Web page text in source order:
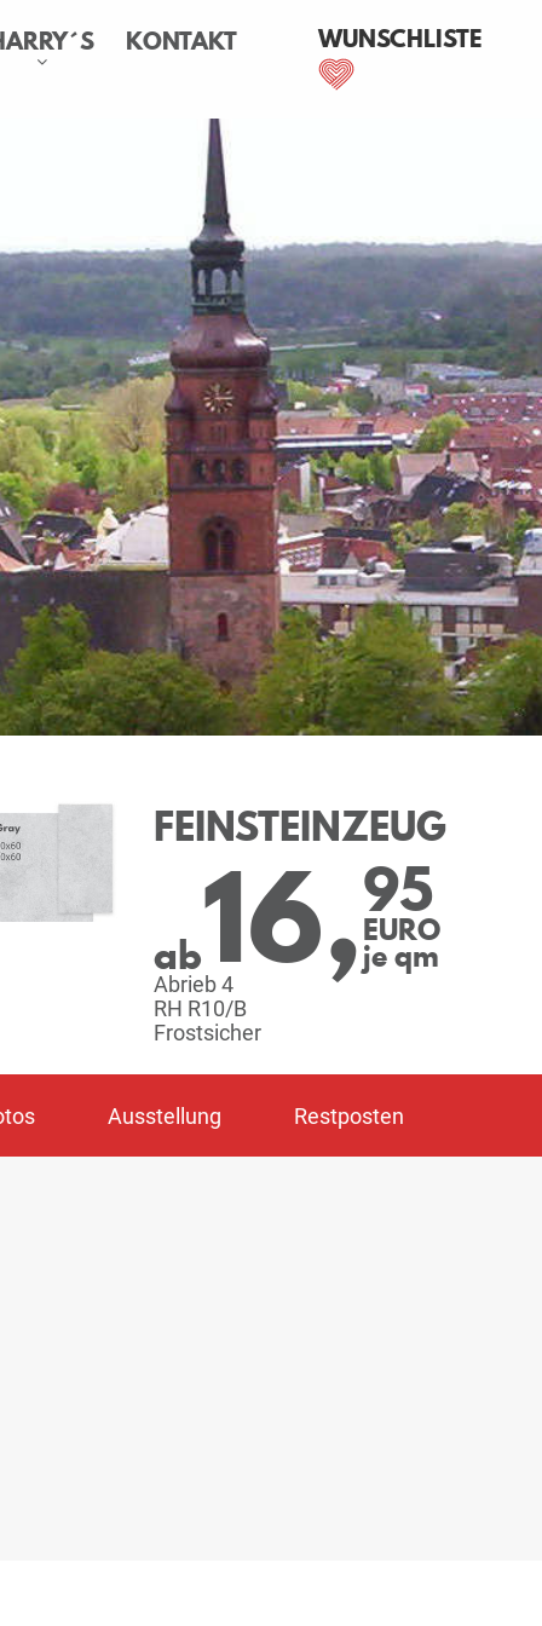
KONTAKT
WUNSCHLISTE
FEINSTEINZEUG
ab16,95
EURO
je qm
Abrieb 4
RH R10/B
Frostsicher
Ausstellung Restposten